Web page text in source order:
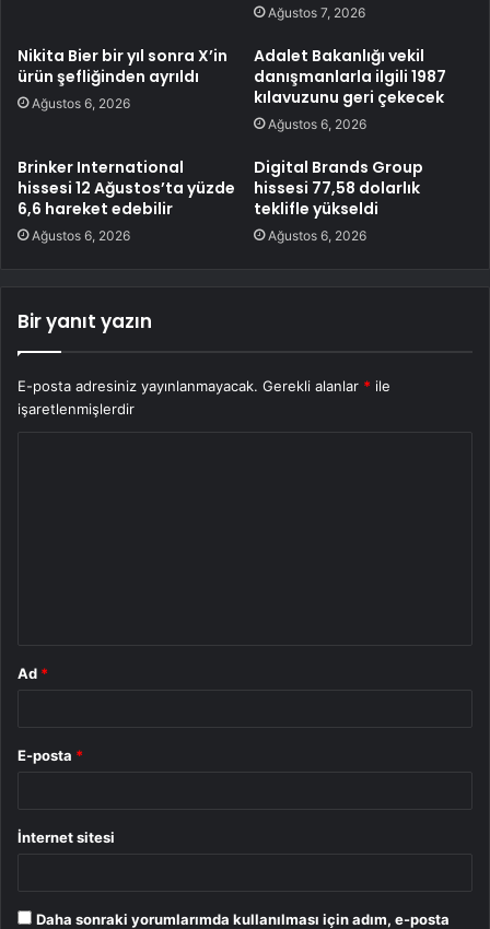
Ağustos 7, 2026
Nikita Bier bir yıl sonra X’in
ürün şefliğinden ayrıldı
Ağustos 6, 2026
Adalet Bakanlığı vekil
danışmanlarla ilgili 1987
kılavuzunu geri çekecek
Ağustos 6, 2026
Brinker International
hissesi 12 Ağustos’ta yüzde
6,6 hareket edebilir
Ağustos 6, 2026
Digital Brands Group
hissesi 77,58 dolarlık
teklifle yükseldi
Ağustos 6, 2026
Bir yanıt yazın
E-posta adresiniz yayınlanmayacak. Gerekli alanlar * ile
işaretlenmişlerdir
Ad *
E-posta *
İnternet sitesi
Daha sonraki yorumlarımda kullanılması için adım, e-posta